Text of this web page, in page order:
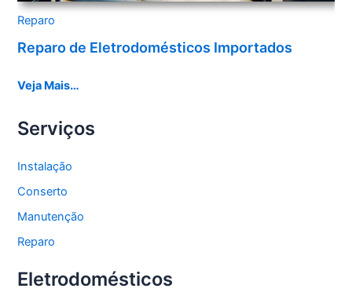
Reparo
Reparo de Eletrodomésticos Importados
Veja Mais…
Serviços
Instalação
Conserto
Manutenção
Reparo
Eletrodomésticos